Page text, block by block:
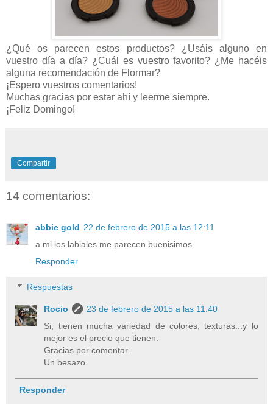
¿Qué os parecen estos productos? ¿Usáis alguno en
vuestro día a día? ¿Cuál es vuestro favorito? ¿Me hacéis
alguna recomendación de Flormar?
¡Espero vuestros comentarios!
Muchas gracias por estar ahí y leerme siempre.
¡Feliz Domingo!
Compartir
14 comentarios:
abbie gold 22 de febrero de 2015 a las 12:11
a mi los labiales me parecen buenisimos
Responder
Respuestas
Rocio
23 de febrero de 2015 a las 11:40
Si, tienen mucha variedad de colores, texturas...y lo
mejor es el precio que tienen.
Gracias por comentar.
Un besazo.
Responder